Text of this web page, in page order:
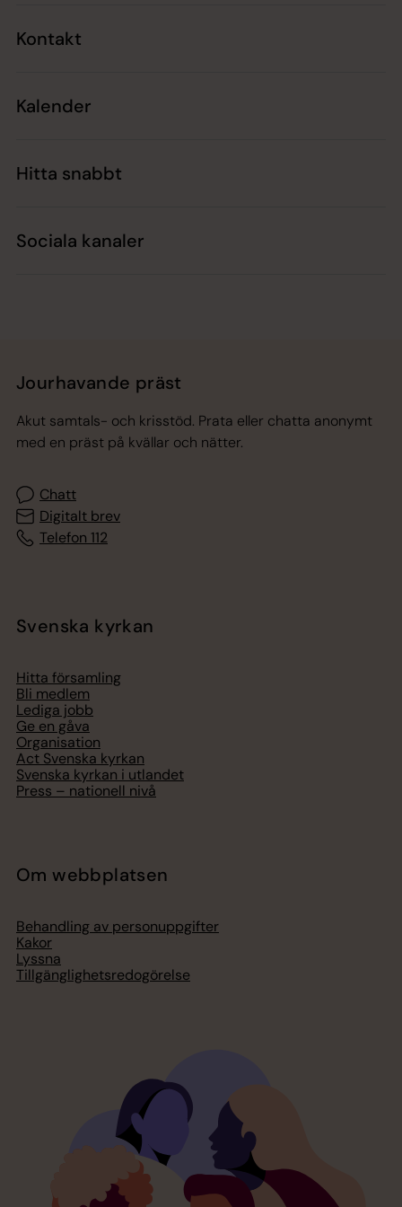
Kontakt
Kalender
Hitta snabbt
Sociala kanaler
Jourhavande präst
Akut samtals- och krisstöd. Prata eller chatta anonymt
med en präst på kvällar och nätter.
Chatt
Digitalt brev
Telefon 112
Svenska kyrkan
Hitta församling
Bli medlem
Lediga jobb
Ge en gåva
Organisation
Act Svenska kyrkan
Svenska kyrkan i utlandet
Press – nationell nivå
Om webbplatsen
Behandling av personuppgifter
Kakor
Lyssna
Tillgänglighetsredogörelse